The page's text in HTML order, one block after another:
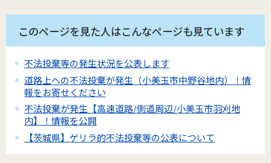
このページを見た人はこんなページも見ています
不法投棄等の発生状況を公表します
道路上への不法投棄が発生（小美玉市中野谷地内）！情
報をお寄せください
不法投棄が発生【高速道路/側道周辺/小美玉市羽刈地
内】！情報を公開
【茨城県】ゲリラ的不法投棄等の公表について